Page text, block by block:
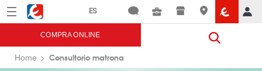
Menú Eroski
COMPRA ONLINE
Home Consultorio matrona